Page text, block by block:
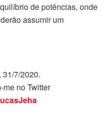
de potências, onde
assumir um
31/7/2020.
me no Twitter